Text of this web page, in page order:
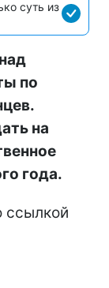
суть из
по
на
года.
ссылкой